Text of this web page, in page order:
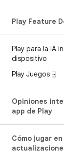
Play Feature
Play para la IA
dispositivo
Play Juegos ⍈
Opiniones
app de Play
Cómo jugar en